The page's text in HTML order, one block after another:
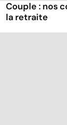
Couple : nos
la retraite